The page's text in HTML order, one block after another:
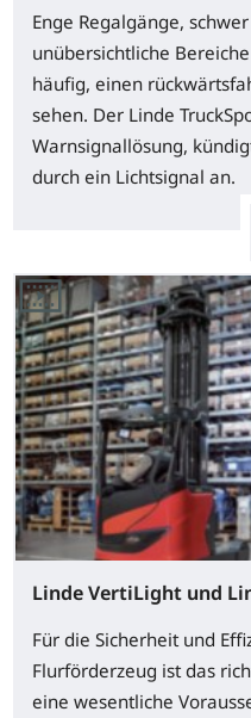
Enge Regalgänge,
unübersichtliche
häufig, einen
sehen. Der Linde
Warnsignallösung,
durch ein Lichtsignal an.
Linde VertiLight und
Für die Sicherheit und
Flurförderzeug ist das
eine wesentliche